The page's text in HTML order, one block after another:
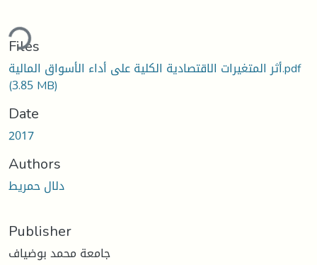
Files
أثر المتغيرات الاقتصادية الكلية على أداء الأسواق المالية.pdf
(3.85 MB)
Date
2017
Authors
دلال حمريط
Publisher
جامعة محمد بوضياف